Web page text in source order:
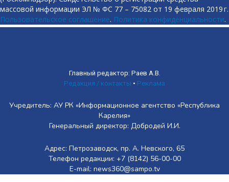
массовой информации ЭЛ № ФС 77 – 75082 от 19 февраля 2019 г.
Пользовательское соглашение. Политика конфиденциальности.
Главный редактор: Раев А.В.
Редакция / контакты • Реклама
Учредитель: АУ РК «Информационное агентство «Республика
Карелия»
Генеральный директор: Добродей И.И.
Адрес: Петрозаводск, пр. А. Невского, 65
Телефон редакции: +7 (8142) 56-00-00
E-mail: news360@sampo.tv